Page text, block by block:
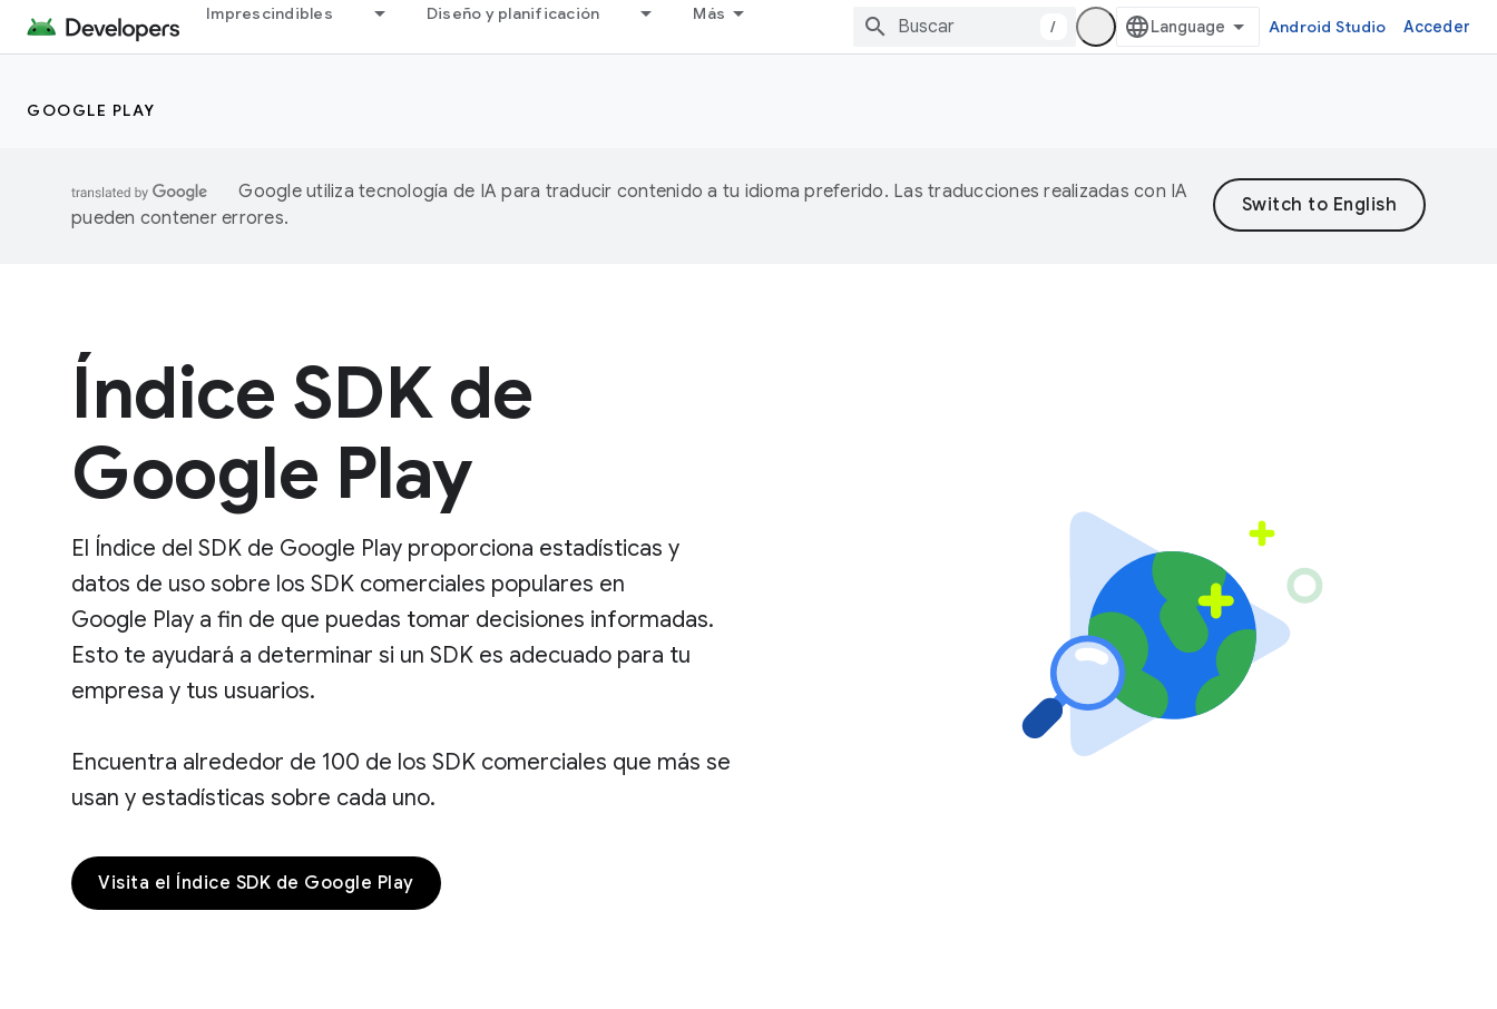
Imprescindibles Diseño y planificación Más
/ Android Studio Acceder
GOOGLE PLAY
Google utiliza tecnología de IA para traducir contenido a tu idioma preferido. Las traducciones realizadas con IA
pueden contener errores.
Índice SDK de
Google Play
El Índice del SDK de Google Play proporciona estadísticas y
datos de uso sobre los SDK comerciales populares en
Google Play a fin de que puedas tomar decisiones informadas.
Esto te ayudará a determinar si un SDK es adecuado para tu
empresa y tus usuarios.
Encuentra alrededor de 100 de los SDK comerciales que más se
usan y estadísticas sobre cada uno.
Visita el Índice SDK de Google Play